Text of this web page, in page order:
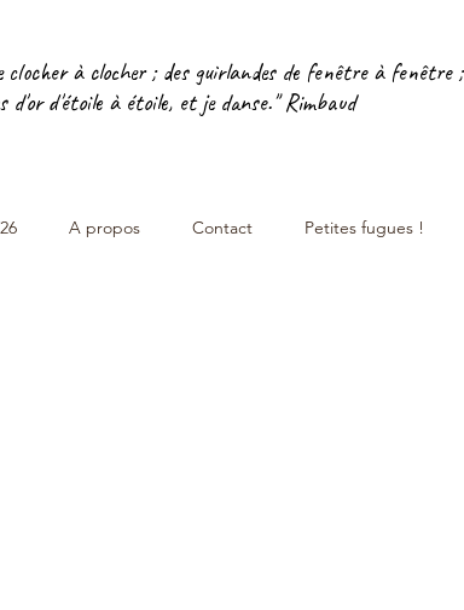
clocher à clocher ; des guirlandes de fenêtre à fenêtre ;
d'or d'étoile à étoile, et je danse." Rimbaud
A propos Contact Petites fugues !